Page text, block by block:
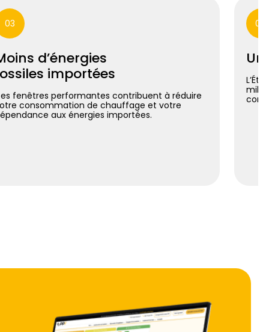
03
d’énergies
importées
fenêtres performantes contribuent à réduire
consommation de chauffage et votre
aux énergies importées.
04